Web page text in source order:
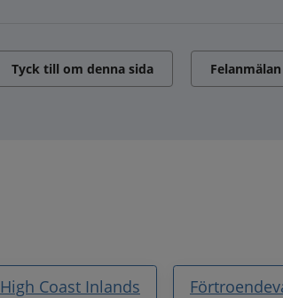
Tyck till om denna sida Felanmälan
High Coast Inlands